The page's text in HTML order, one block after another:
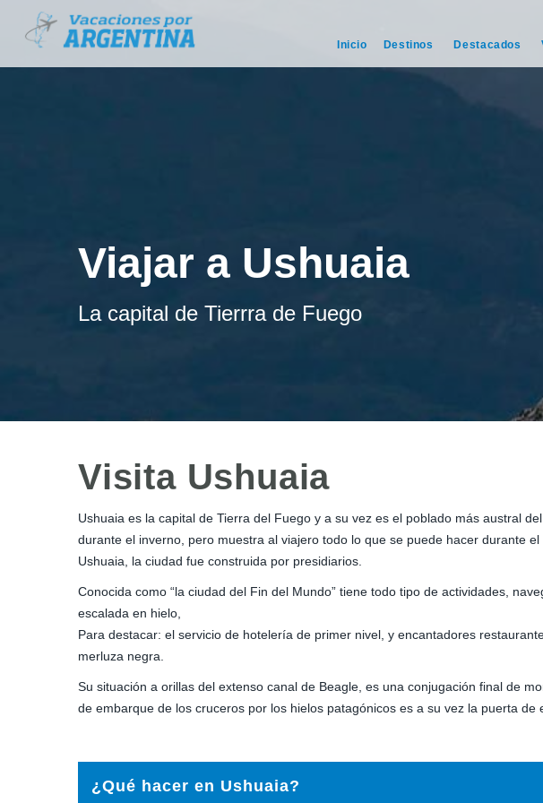
Inicio Destinos Destacados
Viajar a Ushuaia
La capital de Tierrra de Fuego
Visita Ushuaia
Ushuaia es la capital de Tierra del Fuego y a su vez es el poblado más austral
durante el inverno, pero muestra al viajero todo lo que se puede hacer durante
Ushuaia, la ciudad fue construida por presidiarios.
Conocida como “la ciudad del Fin del Mundo” tiene todo tipo de actividades,
escalada en hielo,
Para destacar: el servicio de hotelería de primer nivel, y encantadores
merluza negra.
Su situación a orillas del extenso canal de Beagle, es una conjugación final de
de embarque de los cruceros por los hielos patagónicos es a su vez la puerta de
¿Qué hacer en Ushuaia?